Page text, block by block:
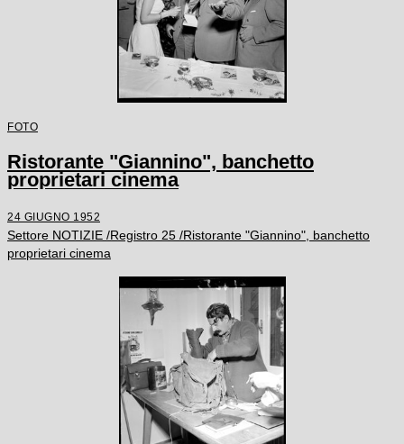
FOTO
Ristorante "Giannino", banchetto
proprietari cinema
24 GIUGNO 1952
Settore NOTIZIE /Registro 25 /Ristorante "Giannino", banchetto
proprietari cinema